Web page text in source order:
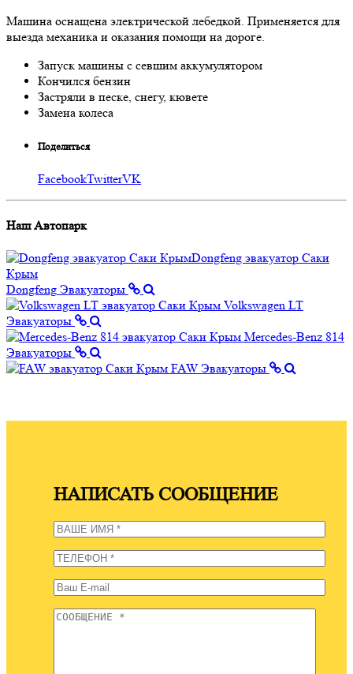
Машина оснащена электрической лебедкой. Применяется для
выезда механика и оказания помощи на дороге.
Запуск машины с севшим аккумулятором
Кончился бензин
Застряли в песке, снегу, кювете
Замена колеса
Поделиться
FacebookTwitterVK
НашАвтопарк
Dongfeng Эвакуаторы
Volkswagen LT
Эвакуаторы
Mercedes-Benz 814
Эвакуаторы
FAW Эвакуаторы
НАПИСАТЬ СООБЩЕНИЕ